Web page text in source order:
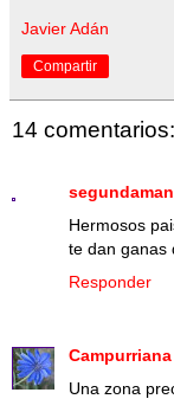
Javier Adán
Compartir
14 comentarios:
Hermosos
te dan ganas
Responder
Campurriana
Una zona